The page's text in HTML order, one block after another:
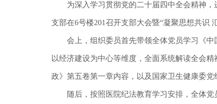
为深入学习贯彻党的二十届四中全会精神，
支部在6号楼201召开支部大会暨“凝聚思想共识
会上，组织委员首先带领全体党员学习《中
以经济建设为中心等维度，全面系统解读全会
政》第五卷第一章内容，以及国家卫生健康委
随后，按照医院纪法教育学习安排，全体党